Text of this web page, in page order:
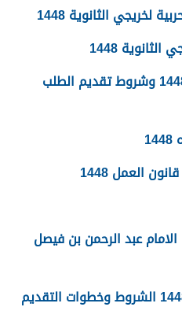
لخريجي الثانوية 1448
1448
اعفاء بنك التنمية الاجتماعية 1448 وشروط تقديم الطلب
العمل 1448
عبد الرحمن بن فيصل